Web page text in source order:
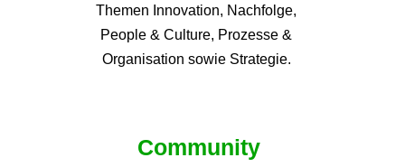
Themen Innovation, Nachfolge,
People & Culture, Prozesse &
Organisation sowie Strategie.
Community